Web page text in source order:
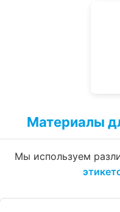
Материалы
Мы используем